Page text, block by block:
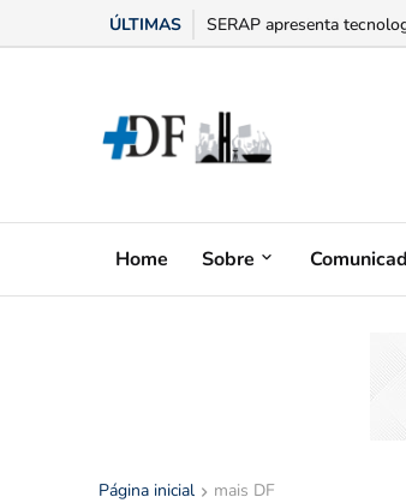
ÚLTIMAS “Bumbum triste” na
Home Sobre
Página inicial mais DF